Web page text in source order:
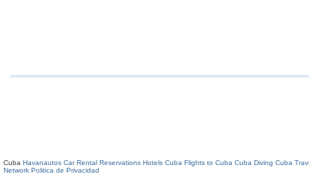
Cuba Havanautos Car Rental Reservations Hotels Cuba Flights to Cuba Cuba Diving Cuba
Network Politica de Privacidad